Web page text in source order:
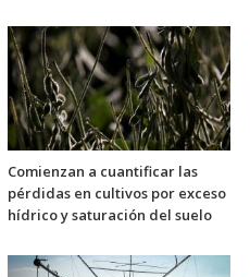
Comienzan a cuantificar las
pérdidas en cultivos por exceso
hídrico y saturación del suelo